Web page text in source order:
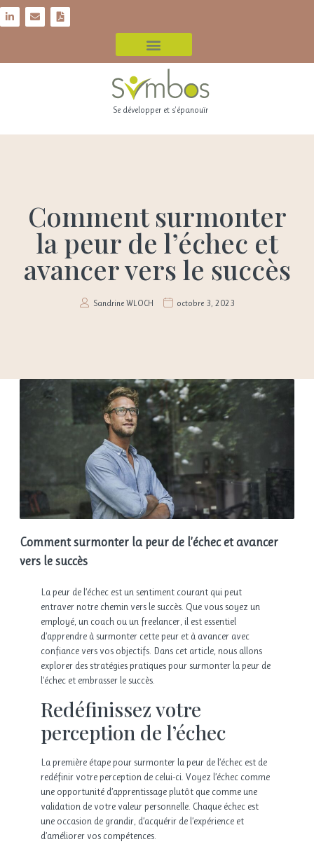
Se développer et s'épanouïr
Comment surmonter
la peur de l’échec et
avancer vers le succès
Sandrine WLOCH octobre 3, 2023
Comment surmonter la peur de l’échec et avancer
vers le succès
La peur de l’échec est un sentiment courant qui peut
entraver notre chemin vers le succès. Que vous soyez un
employé, un coach ou un freelancer, il est essentiel
d’apprendre à surmonter cette peur et à avancer avec
confiance vers vos objectifs. Dans cet article, nous allons
explorer des stratégies pratiques pour surmonter la peur de
l’échec et embrasser le succès.
Redéfinissez votre
perception de l’échec
La première étape pour surmonter la peur de l’échec est de
redéfinir votre perception de celui-ci. Voyez l’échec comme
une opportunité d’apprentissage plutôt que comme une
validation de votre valeur personnelle. Chaque échec est
une occasion de grandir, d’acquérir de l’expérience et
d’améliorer vos compétences.